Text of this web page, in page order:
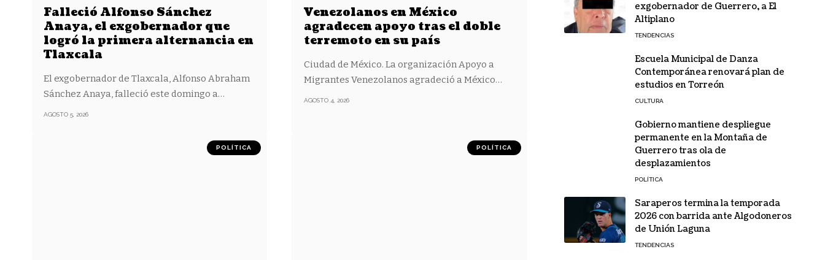
Falleció Alfonso Sánchez
Anaya, el exgobernador que
logró la primera alternancia en
Tlaxcala
El exgobernador de Tlaxcala, Alfonso Abraham
Sánchez Anaya, falleció este domingo a…
AGOSTO 5, 2026
Venezolanos en México
agradecen apoyo tras el doble
terremoto en su país
Ciudad de México. La organización Apoyo a
Migrantes Venezolanos agradeció a México…
AGOSTO 4, 2026
POLÍTICA POLÍTICA
exgobernador de Guerrero, a El
Altiplano
TENDENCIAS
Escuela Municipal de Danza
Contemporánea renovará plan de
estudios en Torreón
CULTURA
Gobierno mantiene despliegue
permanente en la Montaña de
Guerrero tras ola de
desplazamientos
POLÍTICA
Saraperos termina la temporada
2026 con barrida ante Algodoneros
de Unión Laguna
TENDENCIAS